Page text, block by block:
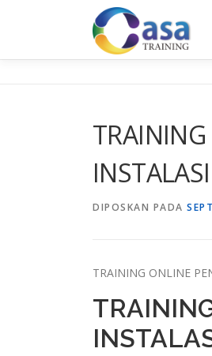
INSTALASI
DIPOSKAN PADA
TRAINING ONLINE